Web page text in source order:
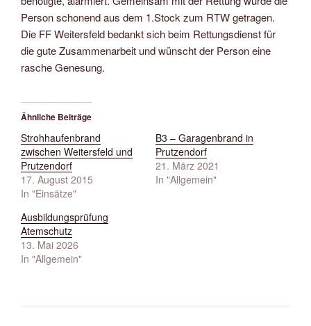
Person schonend aus dem 1.Stock zum RTW getragen.
Die FF Weitersfeld bedankt sich beim Rettungsdienst für
die gute Zusammenarbeit und wünscht der Person eine
rasche Genesung.
Ähnliche Beiträge
Strohhaufenbrand
zwischen Weitersfeld und
Prutzendorf
17. August 2015
In "Einsätze"
B3 – Garagenbrand in
Prutzendorf
21. März 2021
In "Allgemein"
Ausbildungsprüfung
Atemschutz
13. Mai 2026
In "Allgemein"